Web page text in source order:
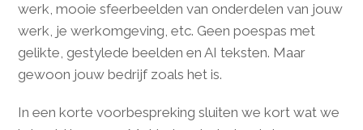
werk, mooie sfeerbeelden van onderdelen van jouw
werk, je werkomgeving, etc. Geen poespas met
gelikte, gestylede beelden en AI teksten. Maar
gewoon jouw bedrijf zoals het is.
In een korte voorbespreking sluiten we kort wat we